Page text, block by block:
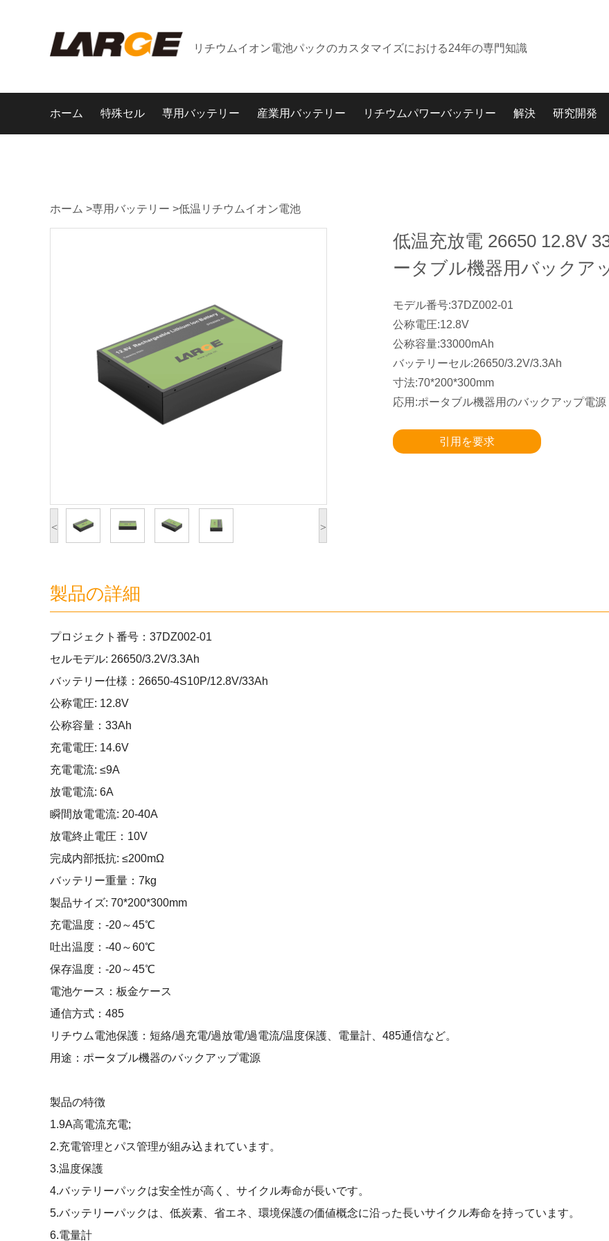
リチウムイオン電池パックのカスタマイズにおける24年の専門知識
ホーム 特殊セル 専用バッテリー 産業用バッテリー リチウムパワーバッテリー 解決 研究開発
ホーム >専用バッテリー >低温リチウムイオン電池
低温充放電 26650 12.8V
ータブル機器用バックア
モデル番号:37DZ002-01
公称電圧:12.8V
公称容量:33000mAh
バッテリーセル:26650/3.2V/3.3Ah
寸法:70*200*300mm
応用:ポータブル機器用のバックアップ電源
引用を要求
< >
製品の詳細
プロジェクト番号：37DZ002-01
セルモデル: 26650/3.2V/3.3Ah
バッテリー仕様：26650-4S10P/12.8V/33Ah
公称電圧: 12.8V
公称容量：33Ah
充電電圧: 14.6V
充電電流: ≤9A
放電電流: 6A
瞬間放電電流: 20-40A
放電終止電圧：10V
完成内部抵抗: ≤200mΩ
バッテリー重量：7kg
製品サイズ: 70*200*300mm
充電温度：-20～45℃
吐出温度：-40～60℃
保存温度：-20～45℃
電池ケース：板金ケース
通信方式：485
リチウム電池保護：短絡/過充電/過放電/過電流/温度保護、電量計、485通信など。
用途：ポータブル機器のバックアップ電源
製品の特徴
1.9A高電流充電;
2.充電管理とパス管理が組み込まれています。
3.温度保護
4.バッテリーパックは安全性が高く、サイクル寿命が長いです。
5.バッテリーパックは、低炭素、省エネ、環境保護の価値概念に沿った長いサイクル寿命を持っています。
6.電量計